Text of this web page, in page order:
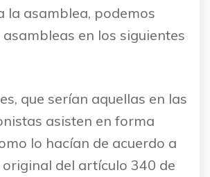
la asamblea, podemos
en los siguientes
que serían aquellas en las
asisten en forma
lo hacían de acuerdo a
del artículo 340 de